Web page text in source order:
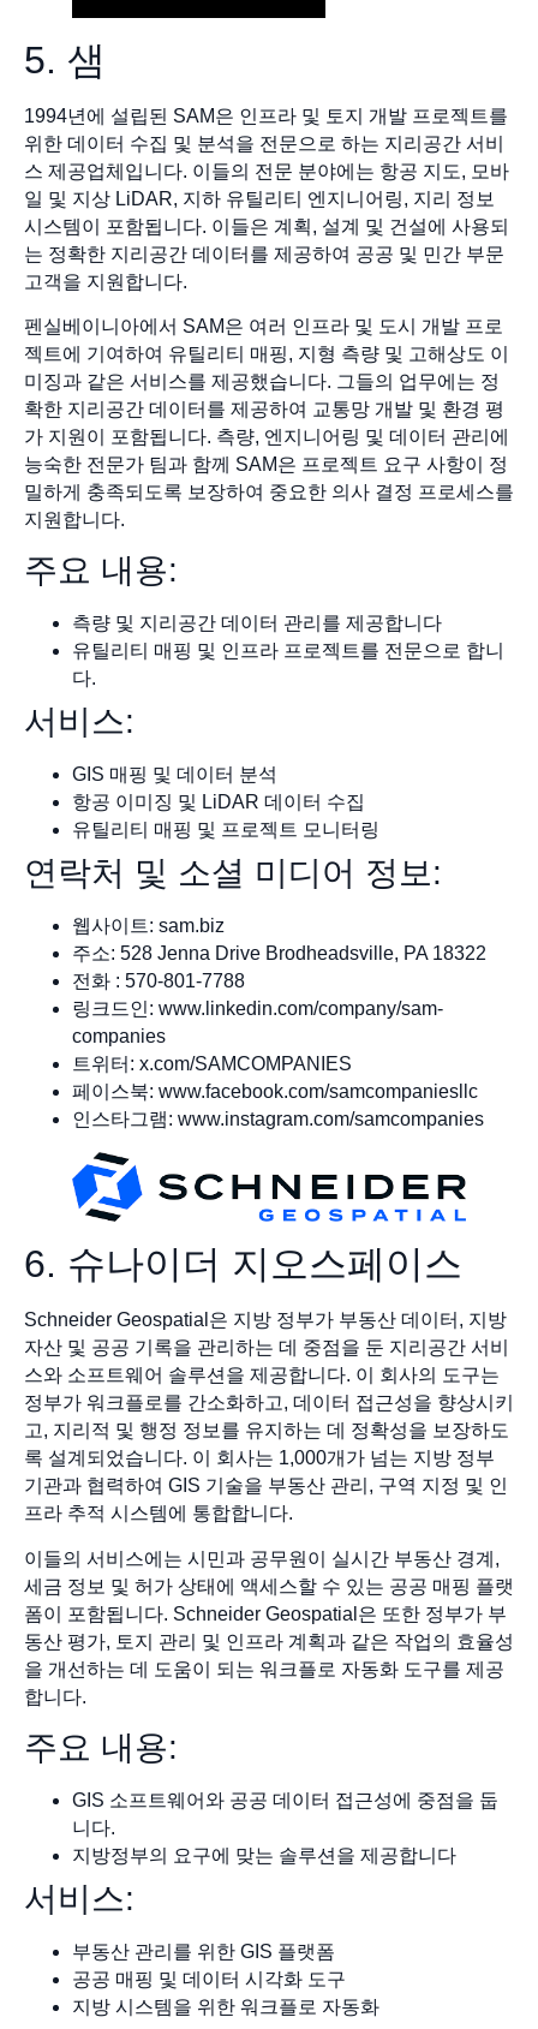
5. 샘
1994년에 설립된 SAM은 인프라 및 토지 개발 프로젝트를
위한 데이터 수집 및 분석을 전문으로 하는 지리공간 서비
스 제공업체입니다. 이들의 전문 분야에는 항공 지도, 모바
일 및 지상 LiDAR, 지하 유틸리티 엔지니어링, 지리 정보
시스템이 포함됩니다. 이들은 계획, 설계 및 건설에 사용되
는 정확한 지리공간 데이터를 제공하여 공공 및 민간 부문
고객을 지원합니다.
펜실베이니아에서 SAM은 여러 인프라 및 도시 개발 프로
젝트에 기여하여 유틸리티 매핑, 지형 측량 및 고해상도 이
미징과 같은 서비스를 제공했습니다. 그들의 업무에는 정
확한 지리공간 데이터를 제공하여 교통망 개발 및 환경 평
가 지원이 포함됩니다. 측량, 엔지니어링 및 데이터 관리에
능숙한 전문가 팀과 함께 SAM은 프로젝트 요구 사항이 정
밀하게 충족되도록 보장하여 중요한 의사 결정 프로세스를
지원합니다.
주요 내용:
측량 및 지리공간 데이터 관리를 제공합니다
유틸리티 매핑 및 인프라 프로젝트를 전문으로 합니
다.
서비스:
GIS 매핑 및 데이터 분석
항공 이미징 및 LiDAR 데이터 수집
유틸리티 매핑 및 프로젝트 모니터링
연락처 및 소셜 미디어 정보:
웹사이트: sam.biz
주소: 528 Jenna Drive Brodheadsville, PA 18322
전화 : 570-801-7788
링크드인: www.linkedin.com/company/sam-
companies
트위터: x.com/SAMCOMPANIES
페이스북: www.facebook.com/samcompaniesllc
인스타그램: www.instagram.com/samcompanies
6. 슈나이더 지오스페이스
Schneider Geospatial은 지방 정부가 부동산 데이터, 지방
자산 및 공공 기록을 관리하는 데 중점을 둔 지리공간 서비
스와 소프트웨어 솔루션을 제공합니다. 이 회사의 도구는
정부가 워크플로를 간소화하고, 데이터 접근성을 향상시키
고, 지리적 및 행정 정보를 유지하는 데 정확성을 보장하도
록 설계되었습니다. 이 회사는 1,000개가 넘는 지방 정부
기관과 협력하여 GIS 기술을 부동산 관리, 구역 지정 및 인
프라 추적 시스템에 통합합니다.
이들의 서비스에는 시민과 공무원이 실시간 부동산 경계,
세금 정보 및 허가 상태에 액세스할 수 있는 공공 매핑 플랫
폼이 포함됩니다. Schneider Geospatial은 또한 정부가 부
동산 평가, 토지 관리 및 인프라 계획과 같은 작업의 효율성
을 개선하는 데 도움이 되는 워크플로 자동화 도구를 제공
합니다.
주요 내용:
GIS 소프트웨어와 공공 데이터 접근성에 중점을 둡
니다.
지방정부의 요구에 맞는 솔루션을 제공합니다
서비스:
부동산 관리를 위한 GIS 플랫폼
공공 매핑 및 데이터 시각화 도구
지방 시스템을 위한 워크플로 자동화